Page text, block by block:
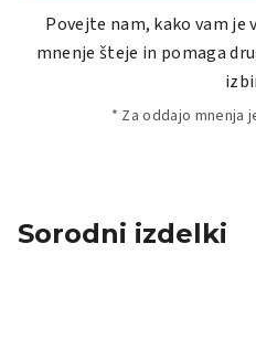
Povejte nam, kako vam je
mnenje šteje in pomaga
* Za oddajo mnenja
Sorodni izdelki